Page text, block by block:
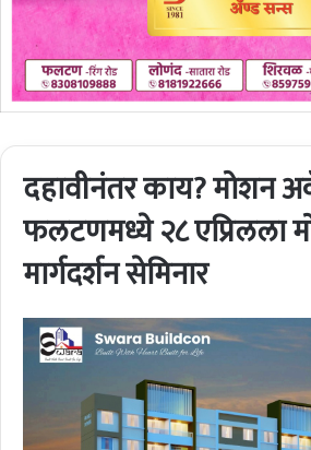
दहावीनंतर काय? मोशन
फलटणमध्ये २८ एप्रिलला
मार्गदर्शन सेमिनार